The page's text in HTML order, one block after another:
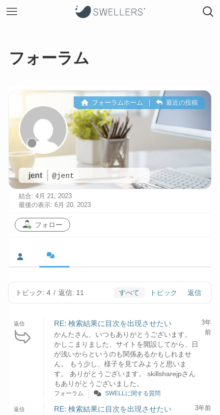
フォーラム
jent @jent
フォーラムホーム | 最近の投稿
結合: 4月 21, 2023
最後の表示: 6月 20, 2023
フォロー
トピック: 4 / 返信: 11 すべて トピック 返信
返信 RE: 検索結果に目次を出現させたい
かんたさん、いつもありがとうございます。
かしこまりました、サイトを開設してから、日
が浅いからというのも関係あるかもしれませ
ん。 もう少し、様子を見てみようと思いま
す。 ありがとうございます。 skillsharejpさん
もありがとうございました。
3年
前
フォーラム SWELLに関する質問
返信 RE: 検索結果に目次を出現させたい 3年前